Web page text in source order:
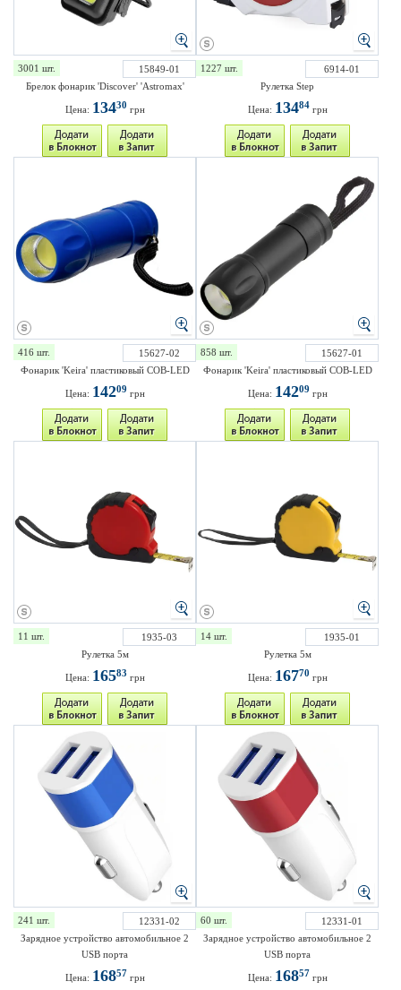
3001 шт.
15849-01
Брелок фонарик 'Discover' 'Astromax'
Цена: 13430 грн
1227 шт.
6914-01
Рулетка Step
Цена: 13484грн
416 шт.
15627-02
Фонарик 'Keira' пластиковый COB-LED
Цена: 14209 грн
858 шт.
15627-01
Фонарик 'Keira' пластиковый COB-LED
Цена: 14209 грн
11 шт.
1935-03
Рулетка 5м
Цена: 16583 грн
14 шт.
1935-01
Рулетка 5м
Цена: 16770 грн
241 шт.
12331-02
Зарядное устройство автомобильное 2
USB порта
Цена: 16857 грн
60 шт.
12331-01
Зарядное устройство автомобильное 2
USB порта
Цена: 16857 грн